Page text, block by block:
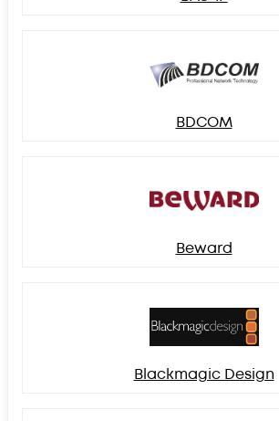
BDCOM
Beward
Blackmagic Design